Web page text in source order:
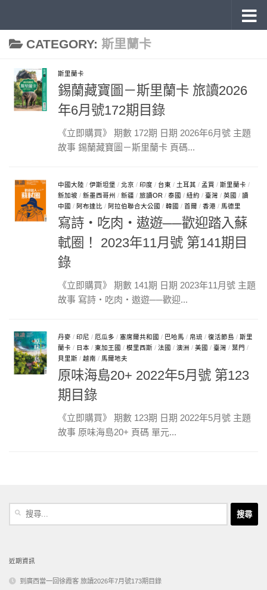
CATEGORY: 斯里蘭卡
斯里蘭卡
錫蘭藏寶圖－斯里蘭卡 旅讀2026
年6月號172期目錄
《立即購買》 期數 172期 日期 2026年6月號 主題
故事 錫蘭藏寶圖－斯里蘭卡 頁碼...
中國大陸 / 伊斯坦堡 / 北京 / 印度 / 台東 / 土耳其 / 孟買 / 斯里蘭卡 /
新加坡 / 新墨西哥州 / 新疆 / 旅讀OR / 泰國 / 紐約 / 臺灣 / 英國 / 讀
中國 / 阿布達比 / 阿拉伯聯合大公國 / 韓國 / 首爾 / 香港 / 馬德里
寫詩‧吃肉‧遨遊──歡迎踏入蘇
軾圈！ 2023年11月號 第141期目
錄
《立即購買》 期數 141期 日期 2023年11月號 主題
故事 寫詩‧吃肉‧遨遊──歡迎...
丹麥 / 印尼 / 厄瓜多 / 塞席爾共和國 / 巴哈馬 / 帛琉 / 復活節島 / 斯里
蘭卡 / 日本 / 東加王國 / 模里西斯 / 法國 / 澳洲 / 美國 / 臺灣 / 葉門 /
貝里斯 / 越南 / 馬爾地夫
原味海島20+ 2022年5月號 第123
期目錄
《立即購買》 期數 123期 日期 2022年5月號 主題
故事 原味海島20+ 頁碼 單元...
近期資訊
到廣西當一回徐霞客 旅讀2026年7月號173期目錄